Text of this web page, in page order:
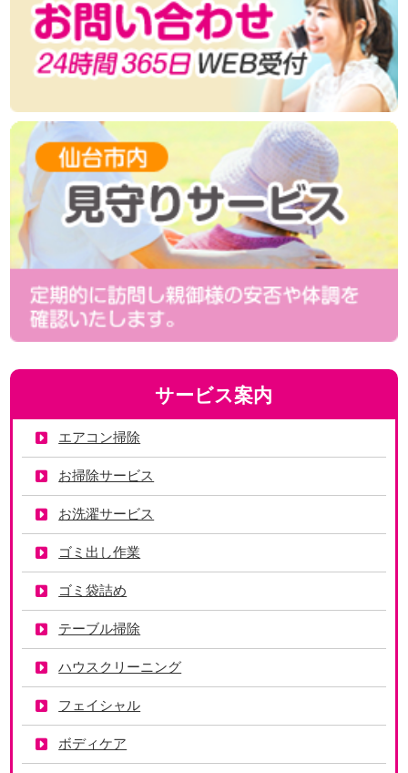
サービス案内
エアコン掃除
お掃除サービス
お洗濯サービス
ゴミ出し作業
ゴミ袋詰め
テーブル掃除
ハウスクリーニング
フェイシャル
ボディケア